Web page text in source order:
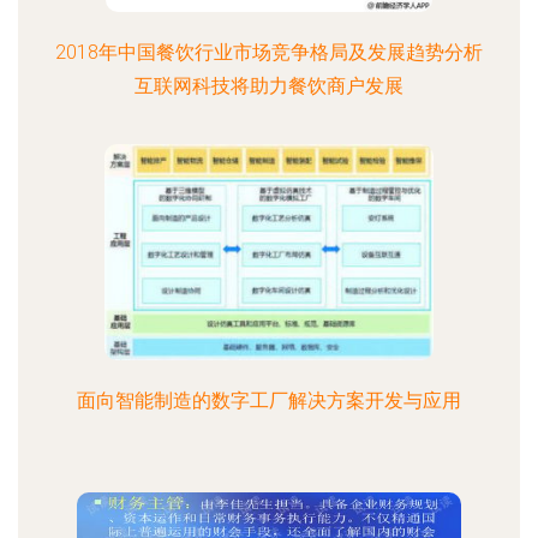
2018年中国餐饮行业市场竞争格局及发展趋势分析
互联网科技将助力餐饮商户发展
面向智能制造的数字工厂解决方案开发与应用